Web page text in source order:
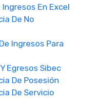
En Excel
De No
Ingresos Para
Egresos Sibec
De Posesión
De Servicio